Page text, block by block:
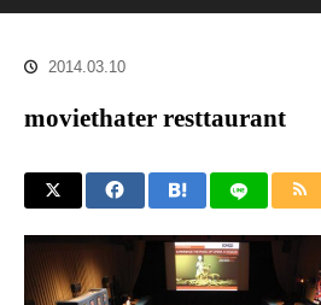
2014.03.10
moviethater resttaurant